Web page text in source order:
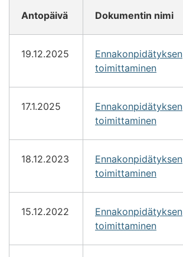
Antopäivä Dokumentin nimi
19.12.2025
Ennakonpidätyksen
toimittaminen
17.1.2025
Ennakonpidätyksen
toimittaminen
18.12.2023
Ennakonpidätyksen
toimittaminen
15.12.2022
Ennakonpidätyksen
toimittaminen